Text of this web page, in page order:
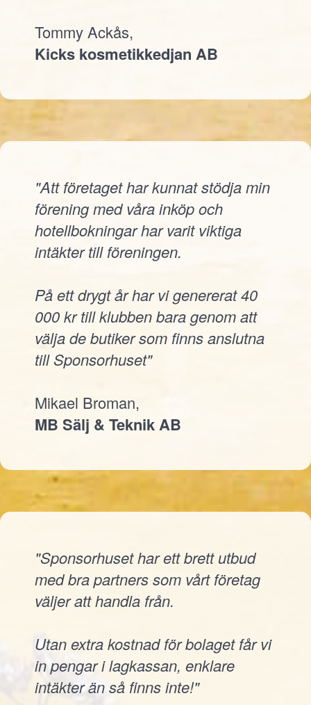
Tommy Ackås,
Kicks kosmetikkedjan AB
"Att företaget har kunnat stödja min
förening med våra inköp och
hotellbokningar har varit viktiga
intäkter till föreningen.
På ett drygt år har vi genererat 40
000 kr till klubben bara genom att
välja de butiker som finns anslutna
till Sponsorhuset"
Mikael Broman,
MB Sälj & Teknik AB
"Sponsorhuset har ett brett utbud
med bra partners som vårt företag
väljer att handla från.
Utan extra kostnad för bolaget får vi
in pengar i lagkassan, enklare
intäkter än så finns inte!"